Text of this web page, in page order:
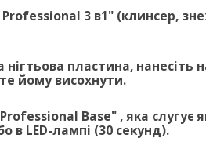
Professional 3 в1" (клинсер,
пластина,
йому висохнути.
Base" , яка слугує
в LED-лампі (30 секунд).